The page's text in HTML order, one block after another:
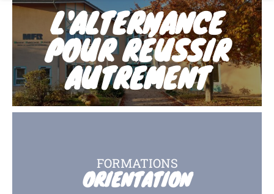
L'ALTERNANCE
POUR RÉUSSIR
AUTREMENT
FORMATIONS
ORIENTATION